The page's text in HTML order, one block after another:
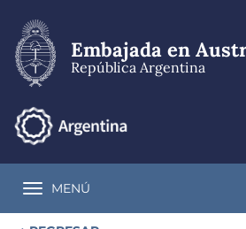
contenido
principal
Embajada en
República Argentina
Toggle navigation
MENÚ